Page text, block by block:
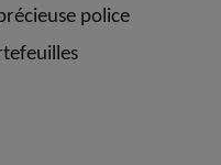
police